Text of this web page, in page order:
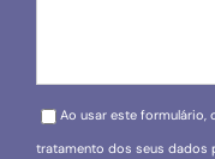
Please leave this field empty.
Ao usar este formulário,
tratamento dos seus dados